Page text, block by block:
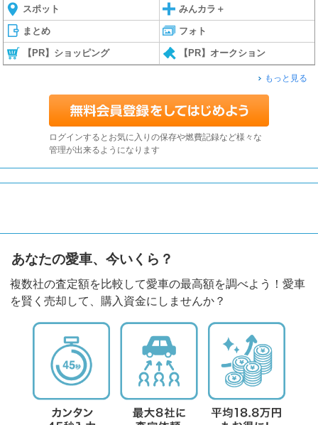
スポット みんカラ＋
まとめ フォト
【PR】ショッピング 【PR】オークション
もっと見る
ログインするとお気に入りの保存や燃費記録など様々な
管理が出来るようになります
あなたの愛車、今いくら？
複数社の査定額を比較して愛車の最高額を調べよう！愛車
を賢く売却して、購入資金にしませんか？